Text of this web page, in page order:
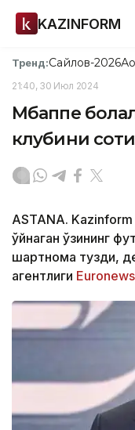
KAZINFORM
Тренд:Сайлов-2026
21:40, 30 Июл 2024
Мбаппе
клубини
ASTANA.
ўйнаган ўзининг
шартнома тузди,
агентлиги